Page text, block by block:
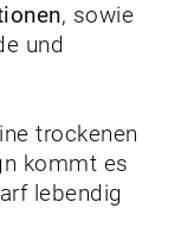
, sowie
und
trockenen
kommt es
lebendig